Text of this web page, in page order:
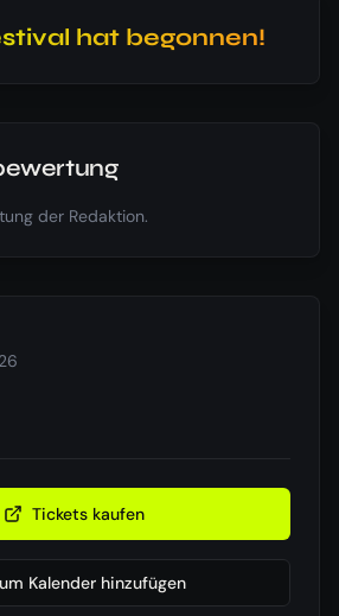
hat begonnen!
der Redaktion.
Tickets kaufen
Kalender hinzufügen